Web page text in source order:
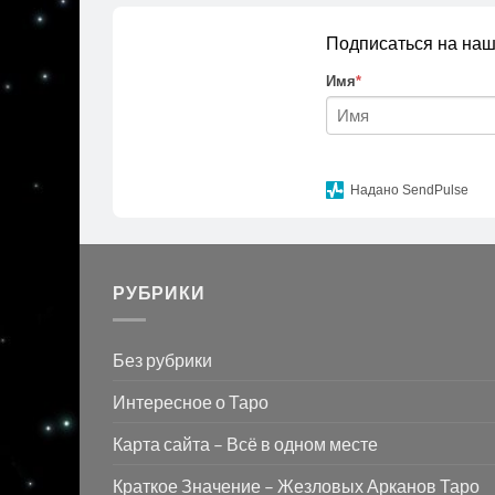
Подписаться на
Имя*
Надано SendPulse
РУБРИКИ
Без рубрики
Интересное о Таро
Карта сайта – Всё в одном месте
Краткое Значение – Жезловых Арканов Таро